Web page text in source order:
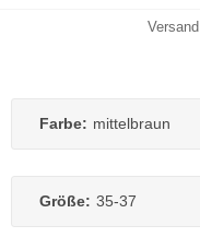
Versand
Farbe: mittelbraun
Größe: 35-37